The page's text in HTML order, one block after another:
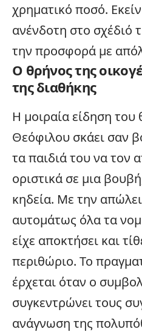
χρηματικό ποσό.
ανένδοτη στο σχέδιό
την προσφορά με
Ο θρήνος της
της διαθήκης
Η μοιραία είδηση του
Θεόφιλου σκάει σαν
τα παιδιά του να τον
οριστικά σε μια
κηδεία. Με την
αυτομάτως όλα τα
είχε αποκτήσει και
περιθώριο. Το
έρχεται όταν ο
συγκεντρώνει τους
ανάγνωση της